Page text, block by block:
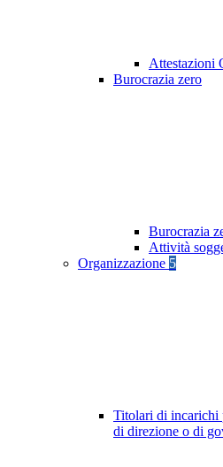
Attestazioni
Burocrazia zero
Burocrazia
Attività
Organizzazione 5
Titolari di incarichi
di direzione o di